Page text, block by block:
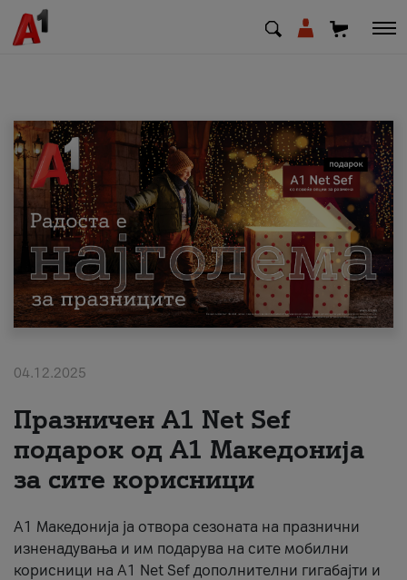
МК EN SQ
Приватни Деловни
Поддршка
Надополни кредит
За нас
#ПодобарОнлајн
04.12.2025
Празничен A1 Net Sеf
подарок од А1 Македонија
за сите корисници
А1 Македонија ја отвора сезоната на празнични
изненадувања и им подарува на сите мобилни
корисници на A1 Net Sef дополнителни гигабајти и